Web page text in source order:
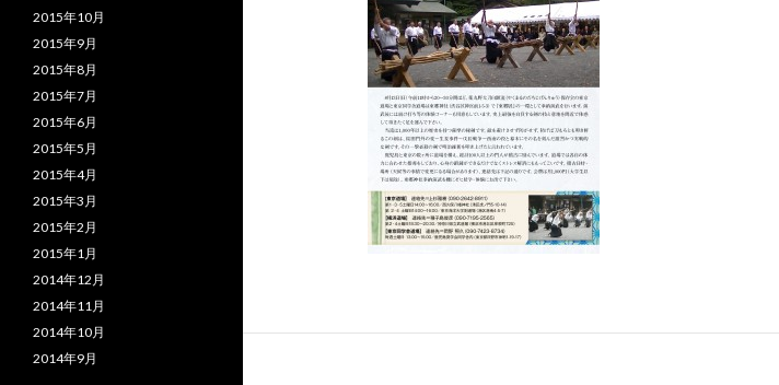
2015年10月
2015年9月
2015年8月
2015年7月
2015年6月
2015年5月
2015年4月
2015年3月
2015年2月
2015年1月
2014年12月
2014年11月
2014年10月
2014年9月